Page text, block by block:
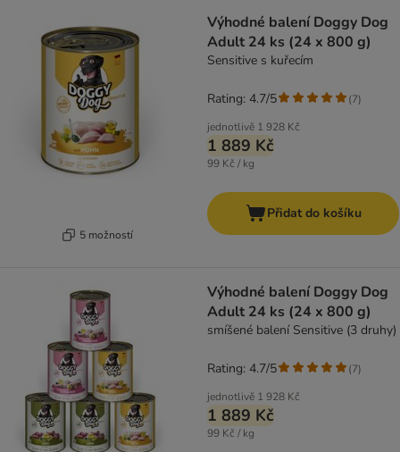
5 možností
Výhodné balení Doggy Dog
Adult 24 ks (24 x 800 g)
Sensitive s kuřecím
jednotlivě 1 928 Kč
1 889 Kč
99 Kč / kg
Rating: 4.7/5 (7)
Přidat do košíku
Výhodné balení Doggy Dog
Adult 24 ks (24 x 800 g)
smíšené balení Sensitive (3 druhy)
jednotlivě 1 928 Kč
1 889 Kč
99 Kč / kg
Rating: 4.7/5 (7)